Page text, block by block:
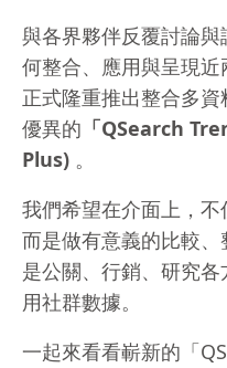
與各界夥伴反覆討論
何整合、應用與呈現
正式隆重推出整合多
優異的 「QSearch
Plus) 。
我們希望在介面上，不
而是做有意義的比較
是公關、行銷、研究
用社群數據。
一起來看看嶄新的「